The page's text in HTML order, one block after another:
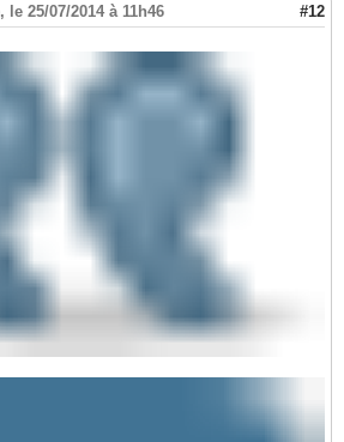
, le 25/07/2014 à 11h46 #12